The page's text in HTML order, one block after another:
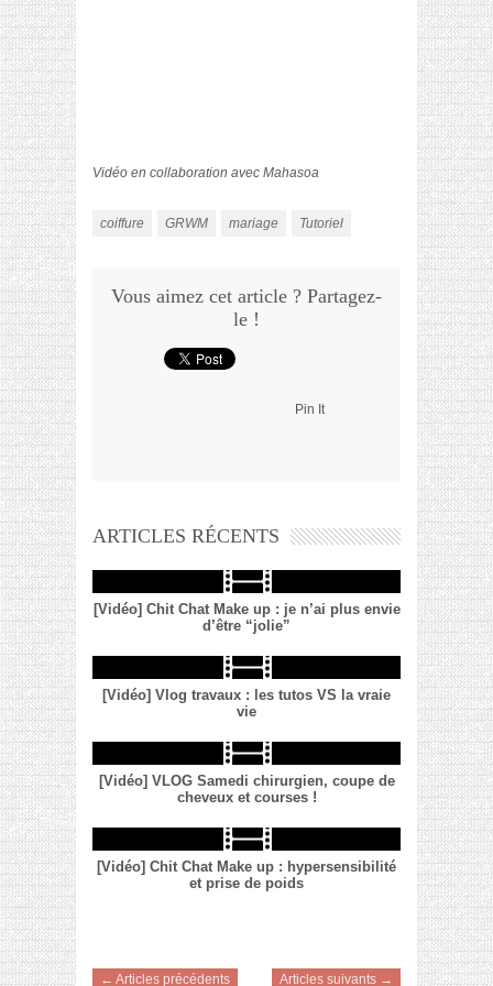
Vidéo en collaboration avec Mahasoa
coiffure GRWM mariage Tutoriel
Vous aimez cet article ? Partagez-
le !
Pin It
ARTICLES RÉCENTS
[Vidéo] Chit Chat Make up : je n’ai plus envie
d’être “jolie”
[Vidéo] Vlog travaux : les tutos VS la vraie
vie
[Vidéo] VLOG Samedi chirurgien, coupe de
cheveux et courses !
[Vidéo] Chit Chat Make up : hypersensibilité
et prise de poids
← Articles précédents Articles suivants →